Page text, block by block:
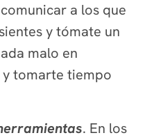
a los que
y tómate un
malo en
tomarte tiempo
. En los